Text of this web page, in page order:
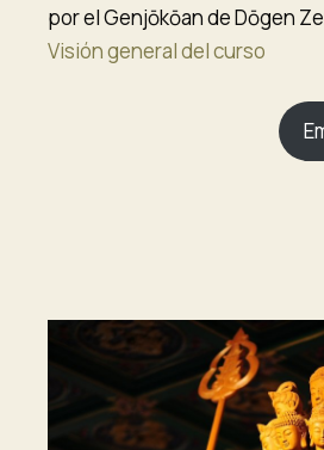
por el Genjōkōan de Dōgen
Visión general del curso